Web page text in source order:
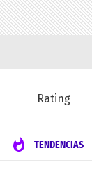
Rating
TENDENCIAS